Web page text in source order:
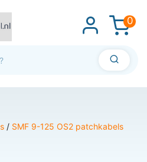
0
/ SMF 9-125 OS2 patchkabels